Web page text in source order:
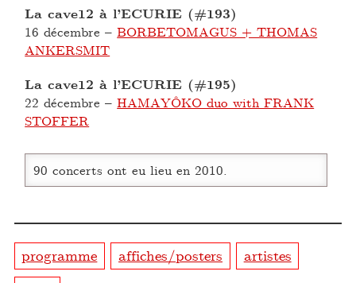
La cave12 à l’ECURIE (#193)
16 décembre –BORBETOMAGUS + THOMAS
ANKERSMIT
La cave12 à l’ECURIE (#195)
22 décembre –HAMAYÔKO duo with FRANK
STOFFER
90 concerts ont eu lieu en 2010.
programme affiches/posters
artistes